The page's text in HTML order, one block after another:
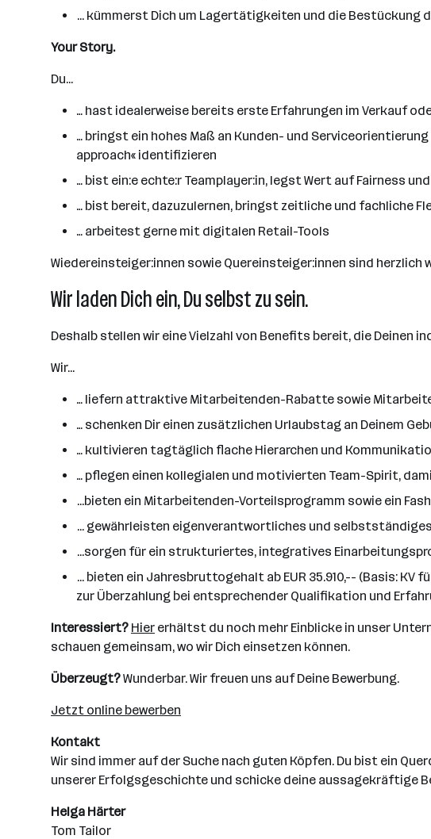
... kümmerst Dich um Lagertätigkeiten und die Bestückung
Your Story.
Du...
… hast idealerweise bereits erste Erfahrungen im Verkauf
… bringst ein hohes Maß an Kunden- und
approach« identifizieren
… bist ein:e echte:r Teamplayer:in, legst Wert auf Fairness
… bist bereit, dazuzulernen, bringst zeitliche und fachliche
… arbeitest gerne mit digitalen Retail-Tools
Wiedereinsteiger:innen sowie Quereinsteiger:innen sind herzlich
Wir laden Dich ein, Du selbst zu sein.
Deshalb stellen wir eine Vielzahl von Benefits bereit, die Deinen
Wir...
… liefern attraktive Mitarbeitenden-Rabatte sowie
… schenken Dir einen zusätzlichen Urlaubstag an Deinem
… kultivieren tagtäglich flache Hierarchen und
… pflegen einen kollegialen und motivierten Team-Spirit,
...bieten ein Mitarbeitenden-Vorteilsprogramm sowie ein
... gewährleisten eigenverantwortliches und
...sorgen für ein strukturiertes, integratives
... bieten ein Jahresbruttogehalt ab EUR 35.910,-- (Basis:
zur Überzahlung bei entsprechender Qualifikation und
Interessiert? Hier erhältst du noch mehr Einblicke in unser
schauen gemeinsam, wo wir Dich einsetzen können.
Überzeugt?Wunderbar. Wir freuen uns auf Deine Bewerbung.
Jetzt online bewerben
Kontakt
Wir sind immer auf der Suche nach guten Köpfen. Du bist ein
unserer Erfolgsgeschichte und schicke deine aussagekräftige
Helga Härter
Tom Tailor